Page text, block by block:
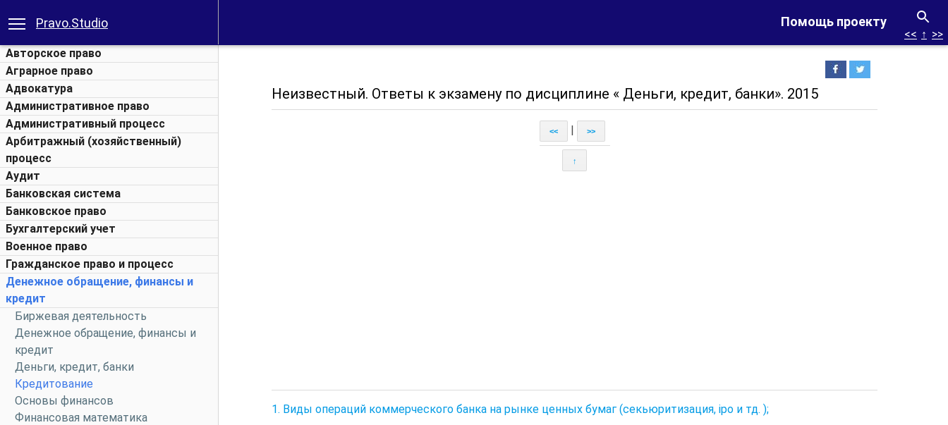
Помощь проекту
Pravo.Studio
Авторское право
Аграрное право
Адвокатура
Административное право
Административный процесс
Арбитражный (хозяйственный)
процесс
Аудит
Банковская система
Банковское право
Бухгалтерский учет
Военное право
Гражданское право и процесс
Денежное обращение, финансы и
кредит
Биржевая деятельность
Денежное обращение, финансы и
кредит
Деньги, кредит, банки
Кредитование
Основы финансов
Финансовая математика
<< ↑ >>
Неизвестный. Ответы к экзамену по дисциплине « Деньги, кредит, банки». 2015
<< >>
↑
1. Виды операций коммерческого банка на рынке ценных бумаг (секьюритизация, ipo и тд. );